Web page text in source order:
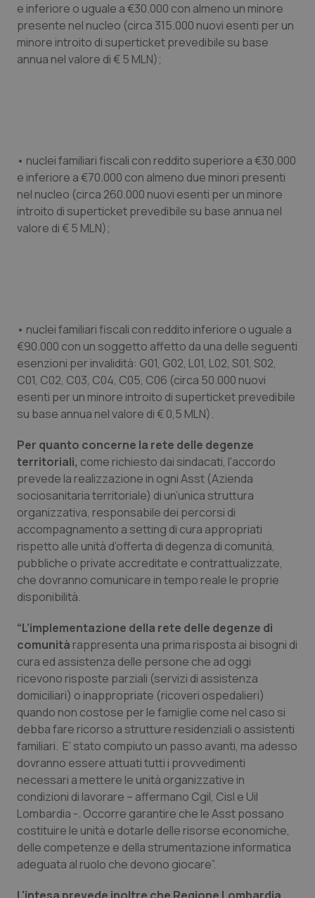
Provincia Autonoma di Bolzano
Provincia Autonoma di Trento
Sicilia
Toscana
Umbria
Infezioni & Febbre
Ipertensione & Scompenso
Neuroscienze & patologie neurodegenerative
Obesità
Oftalmologia
Oncologia & Nutrizione
Psoriasi & pelle
Quotidiano Cardiologia
Quotidiano Chirurgia
Quotidiano Oncologia
Quotidiano Pediatria
Rene & patologie urogenitali
Salute orale & impianti
Sangue & coagulazione
Tiroide
Tumore al seno
Tumore ovarico
Tumori del Polmone & Testa Collo
Tumori gastrointestinali
Ulcera & Reflusso
Vaccini
e inferiore o uguale a €30.000 con almeno un minore
presente nel nucleo (circa 315.000 nuovi esenti per un
minore introito di superticket prevedibile su base
annua nel valore di € 5 MLN);
• nuclei familiari fiscali con reddito superiore a €30.000
e inferiore a €70.000 con almeno due minori presenti
nel nucleo (circa 260.000 nuovi esenti per un minore
introito di superticket prevedibile su base annua nel
valore di € 5 MLN);
• nuclei familiari fiscali con reddito inferiore o uguale a
€90.000 con un soggetto affetto da una delle seguenti
esenzioni per invalidità: G01, G02, L01, L02, S01, S02,
C01, C02, C03, C04, C05, C06 (circa 50.000 nuovi
esenti per un minore introito di superticket prevedibile
su base annua nel valore di € 0,5 MLN).
Per quanto concerne la rete delle degenze
territoriali, come richiesto dai sindacati, l'accordo
prevede la realizzazione in ogni Asst (Azienda
sociosanitaria territoriale) di un’unica struttura
organizzativa, responsabile dei percorsi di
accompagnamento a setting di cura appropriati
rispetto alle unità d’offerta di degenza di comunità,
pubbliche o private accreditate e contrattualizzate,
che dovranno comunicare in tempo reale le proprie
disponibilità.
“L’implementazione della rete delle degenze di
comunità rappresenta una prima risposta ai bisogni di
cura ed assistenza delle persone che ad oggi
ricevono risposte parziali (servizi di assistenza
domiciliari) o inappropriate (ricoveri ospedalieri)
quando non costose per le famiglie come nel caso si
debba fare ricorso a strutture residenziali o assistenti
familiari. E’ stato compiuto un passo avanti, ma adesso
dovranno essere attuati tutti i provvedimenti
necessari a mettere le unità organizzative in
condizioni di lavorare – affermano Cgil, Cisl e Uil
Lombardia -. Occorre garantire che le Asst possano
costituire le unità e dotarle delle risorse economiche,
delle competenze e della strumentazione informatica
adeguata al ruolo che devono giocare”.